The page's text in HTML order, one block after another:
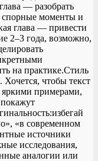
— разобрать
спорные моменты и
глава — привести
2–3 года, возможно,
на практике.Стиль
чтобы текст
яркими примерами,
«в современном
источники
исследования,
аналогии или